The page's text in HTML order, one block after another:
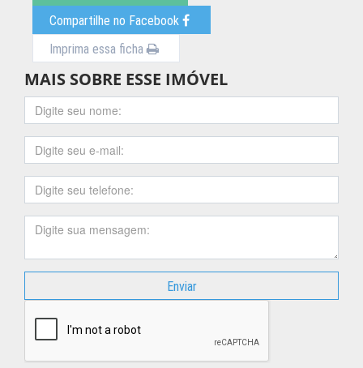
Compartilhe no Facebook
Imprima essa ficha
MAIS SOBRE ESSE IMÓVEL
Enviar